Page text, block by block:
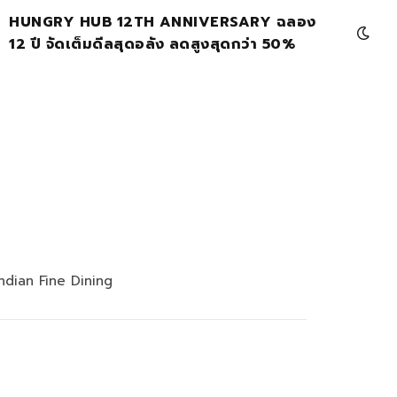
HUNGRY HUB 12TH ANNIVERSARY ฉลอง
12 ปี จัดเต็มดีลสุดอลัง ลดสูงสุดกว่า 50%
Fine Dining